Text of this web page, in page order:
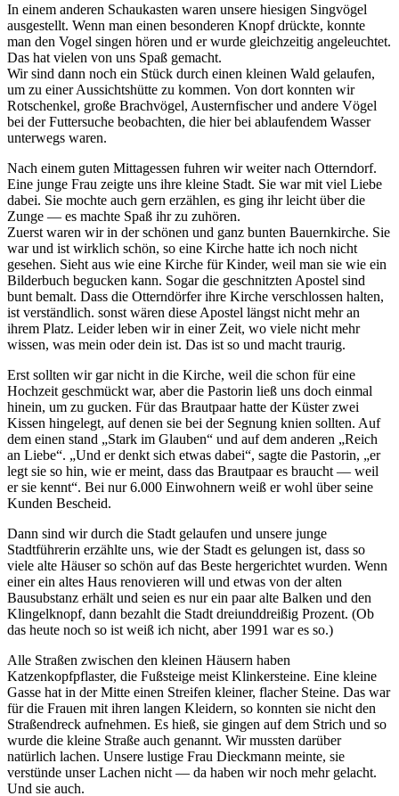
In einem anderen Schaukasten waren unsere hiesigen Singvögel
ausgestellt. Wenn man einen besonderen Knopf drückte, konnte
man den Vogel singen hören und er wurde gleichzeitig angeleuchtet.
Das hat vielen von uns Spaß gemacht.
Wir sind dann noch ein Stück durch einen kleinen Wald gelaufen,
um zu einer Aussichtshütte zu kommen. Von dort konnten wir
Rotschenkel, große Brachvögel, Austernfischer und andere Vögel
bei der Futtersuche beobachten, die hier bei ablaufendem Wasser
unterwegs waren.
Nach einem guten Mittagessen fuhren wir weiter nach Otterndorf.
Eine junge Frau zeigte uns ihre kleine Stadt. Sie war mit viel Liebe
dabei. Sie mochte auch gern erzählen, es ging ihr leicht über die
Zunge — es machte Spaß ihr zu zuhören.
Zuerst waren wir in der schönen und ganz bunten Bauernkirche. Sie
war und ist wirklich schön, so eine Kirche hatte ich noch nicht
gesehen. Sieht aus wie eine Kirche für Kinder, weil man sie wie ein
Bilderbuch begucken kann. Sogar die geschnitzten Apostel sind
bunt bemalt. Dass die Otterndörfer ihre Kirche verschlossen halten,
ist verständlich. sonst wären diese Apostel längst nicht mehr an
ihrem Platz. Leider leben wir in einer Zeit, wo viele nicht mehr
wissen, was mein oder dein ist. Das ist so und macht traurig.
Erst sollten wir gar nicht in die Kirche, weil die schon für eine
Hochzeit geschmückt war, aber die Pastorin ließ uns doch einmal
hinein, um zu gucken. Für das Brautpaar hatte der Küster zwei
Kissen hingelegt, auf denen sie bei der Segnung knien sollten. Auf
dem einen stand
Stark im Glauben und auf dem anderen
Reich
an Liebe . Und er denkt sich etwas dabei , sagte die Pastorin,
er
legt sie so hin, wie er meint, dass das Brautpaar es braucht — weil
er sie kennt . Bei nur 6.000 Einwohnern weiß er wohl über seine
Kunden Bescheid.
Dann sind wir durch die Stadt gelaufen und unsere junge
Stadtführerin erzählte uns, wie der Stadt es gelungen ist, dass so
viele alte Häuser so schön auf das Beste hergerichtet wurden. Wenn
einer ein altes Haus renovieren will und etwas von der alten
Bausubstanz erhält und seien es nur ein paar alte Balken und den
Klingelknopf, dann bezahlt die Stadt dreiunddreißig Prozent. (Ob
das heute noch so ist weiß ich nicht, aber 1991 war es so.)
Alle Straßen zwischen den kleinen Häusern haben
Katzenkopfpflaster, die Fußsteige meist Klinkersteine. Eine kleine
Gasse hat in der Mitte einen Streifen kleiner, flacher Steine. Das war
für die Frauen mit ihren langen Kleidern, so konnten sie nicht den
Straßendreck aufnehmen. Es hieß, sie gingen auf dem Strich und so
wurde die kleine Straße auch genannt. Wir mussten darüber
natürlich lachen. Unsere lustige Frau Dieckmann meinte, sie
verstünde unser Lachen nicht — da haben wir noch mehr gelacht.
Und sie auch.